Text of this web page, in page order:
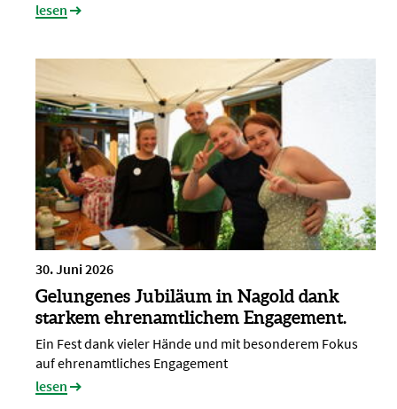
lesen
30. Juni 2026
Gelungenes Jubiläum in Nagold dank
starkem ehrenamtlichem Engagement.
Ein Fest dank vieler Hände und mit besonderem Fokus
auf ehrenamtliches Engagement
lesen